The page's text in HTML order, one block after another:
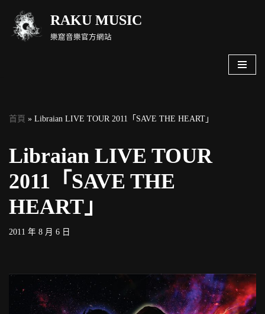
Skip
RAKU MUSIC
樂窟音樂官方網站
首頁 » Libraian LIVE TOUR 2011「SAVE THE HEART」
Libraian LIVE TOUR
2011「SAVE THE
HEART」
2011 年 8 月 6 日